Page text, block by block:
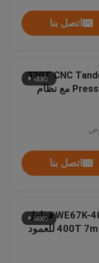
اتصل بنا
2×320T CNC Tandem Hydraulic
Press Brake Machine مع نظام
اتصل بنا
2-WE67K-400/7000 CNC فرامل
الضغط المتزامن 400T 7m للعمود